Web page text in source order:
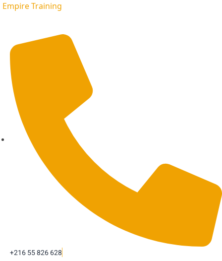
Empire Training
+216 55 826 628